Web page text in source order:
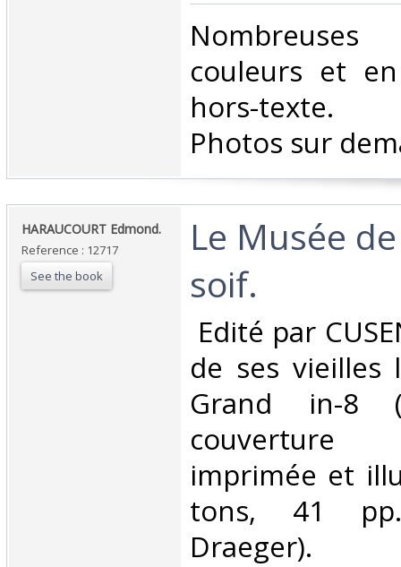
couleurs et
hors-texte.
Photos sur
‎HARAUCOURT Edmond.‎
Reference : 12717
See the book
‎Le Musée
soif.‎
Edité par
de ses vieilles
Grand in-8
imprimée et
tons, 41
Draeger). ‎